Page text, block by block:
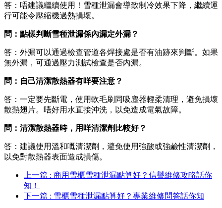
答：唔建議繼續使用！雪種泄漏會導致制冷效果下降，繼續運
行可能令壓縮機過熱損壞。
問：點樣判斷雪種泄漏係內漏定外漏？
答：外漏可以通過檢查管道各焊接處是否有油跡來判斷。如果
無外漏，可通過壓力測試檢查是否內漏。
問：自己清潔散熱器有咩要注意？
答：一定要先斷電，使用軟毛刷同吸塵器輕柔清理，避免損壞
散熱翅片。唔好用水直接沖洗，以免造成電氣故障。
問：清潔散熱器時，用咩清潔劑比較好？
答：建議使用溫和嘅清潔劑，避免使用強酸或強鹼性清潔劑，
以免對散熱器表面造成損傷。
上一篇 : 商用雪櫃雪種泄漏點算好？信譽維修攻略話你
知！
下一篇 : 雪櫃雪種泄漏點算好？專業維修問答話你知